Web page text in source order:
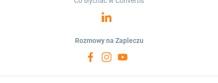
Rozmowy na Zapleczu